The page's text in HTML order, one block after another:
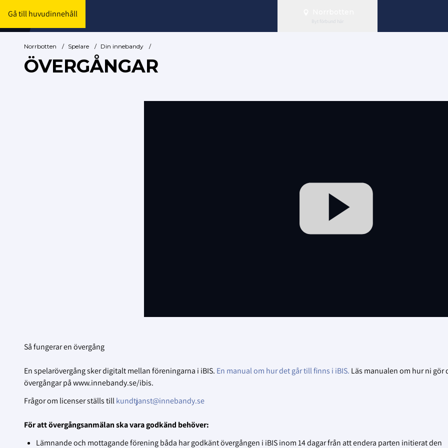
Gå till huvudinnehåll
Byt förbund här
Norrbotten / Spelare / Din innebandy /
ÖVERGÅNGAR
Så fungerar en övergång
En spelarövergång sker digitalt mellan föreningarna i iBIS. En manual om hur det går till finns i iBIS. Läs manualen om hur ni gör
övergångar på www.innebandy.se/ibis.
Frågor om licenser ställs tillkundtjanst@innebandy.se
För att övergångsanmälan ska vara godkänd behöver:
Lämnande och mottagande förening båda har godkänt övergången i iBIS inom 14 dagar från att endera parten initierat den